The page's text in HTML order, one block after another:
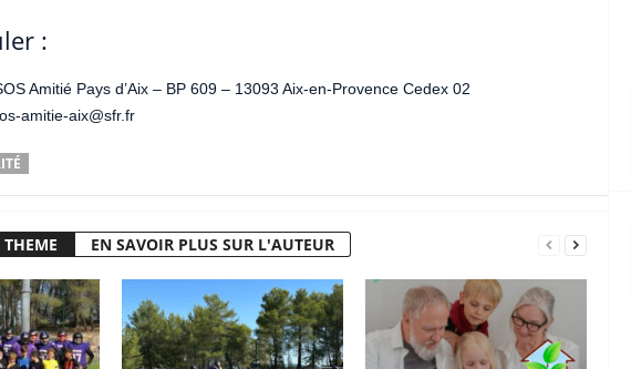
:
Amitié Pays d’Aix – BP 609 – 13093 Aix-en-Provence Cedex 02
amitie-aix@sfr.fr
EN SAVOIR PLUS SUR L'AUTEUR